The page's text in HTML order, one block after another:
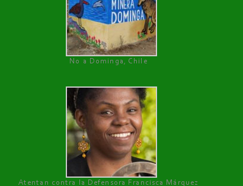
No a Dominga, Chile
Atentan contra la Defensora Francisca Márquez